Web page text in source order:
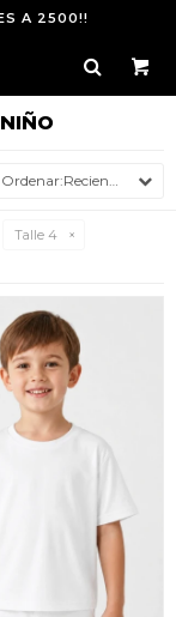
A 2500!!
Recientes
Talle 4